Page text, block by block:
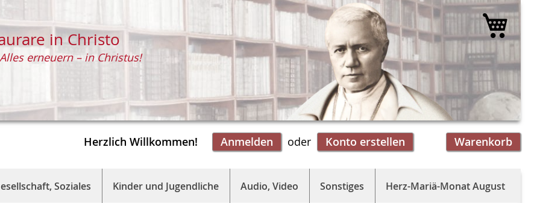
Herzlich Willkommen! Anmelden Warenkorb
Konto erstellen
in Christo
Alles erneuern – in Christus!
Mein
Soziales Kinder und Jugendliche Audio, Video Sonstiges Herz-Mariä-Monat August